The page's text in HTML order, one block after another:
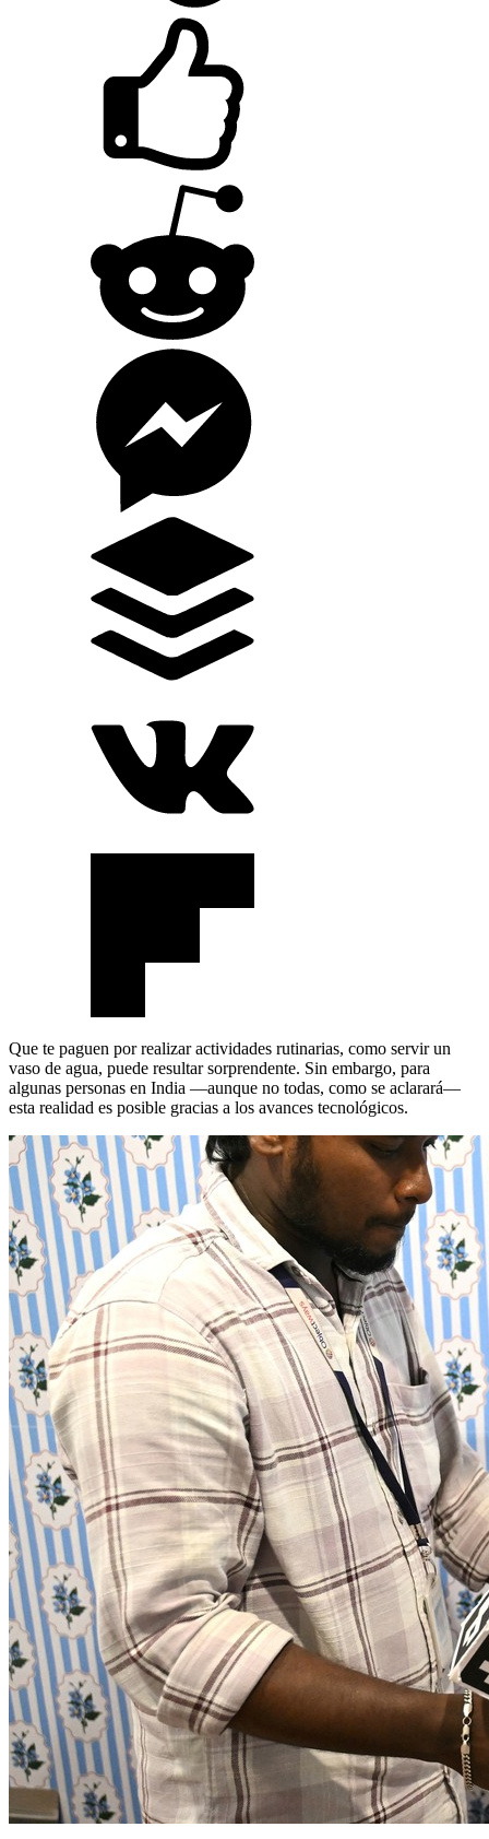
Que te paguen por realizar actividades rutinarias, como servir un
vaso de agua, puede resultar sorprendente. Sin embargo, para
algunas personas en India —aunque no todas, como se aclarará—
esta realidad es posible gracias a los avances tecnológicos.